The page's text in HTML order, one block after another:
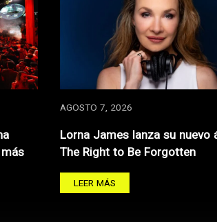
AGOSTO 7, 2026
Lorna James lanza su nuevo
The Right to Be Forgotten
LEER MÁS